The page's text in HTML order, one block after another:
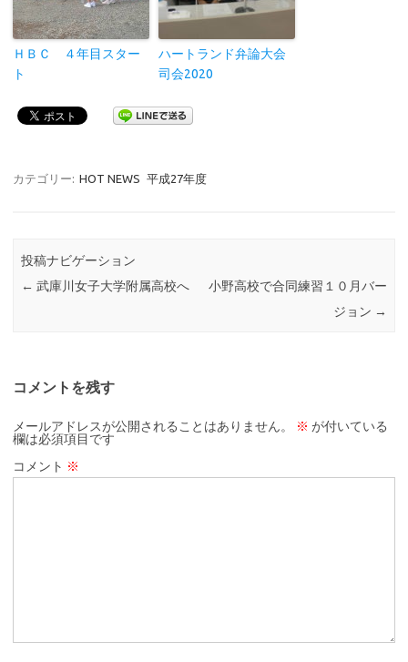
ＨＢＣ ４年目スター
ト
ハートランド弁論大会
司会2020
カテゴリー: HOT NEWS 平成27年度
投稿ナビゲーション
← 武庫川女子大学附属高校へ
小野高校で合同練習１０月バー
ジョン →
コメントを残す
メールアドレスが公開されることはありません。 ※ が付いている
欄は必須項目です
コメント ※